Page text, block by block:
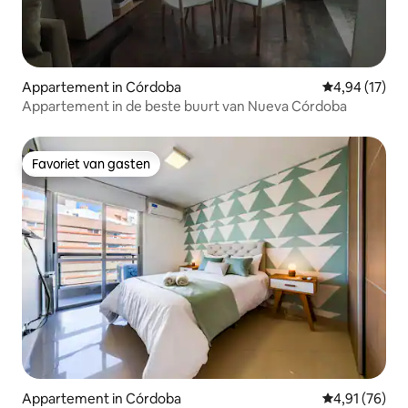
Appartement in Córdoba Gemiddelde
4,94 (17)
Appartement in de beste buurt van Nueva Córdoba
Favoriet van gasten
Favoriet van gasten
Appartement in Córdoba Gemiddelde
4,91 (76)